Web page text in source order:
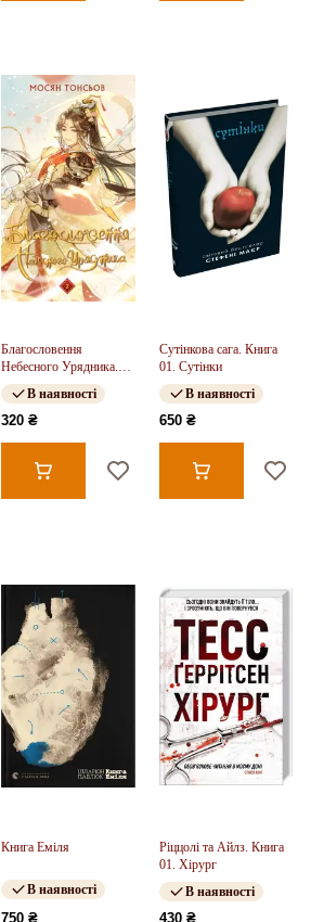
Благословення
Небесного Урядника.
Том 2
В наявності
320 ₴
Сутінкова сага. Книга
01. Сутінки
В наявності
650 ₴
Книга Еміля
В наявності
750 ₴
Ріццолі та Айлз. Книга
01. Хірург
В наявності
430 ₴